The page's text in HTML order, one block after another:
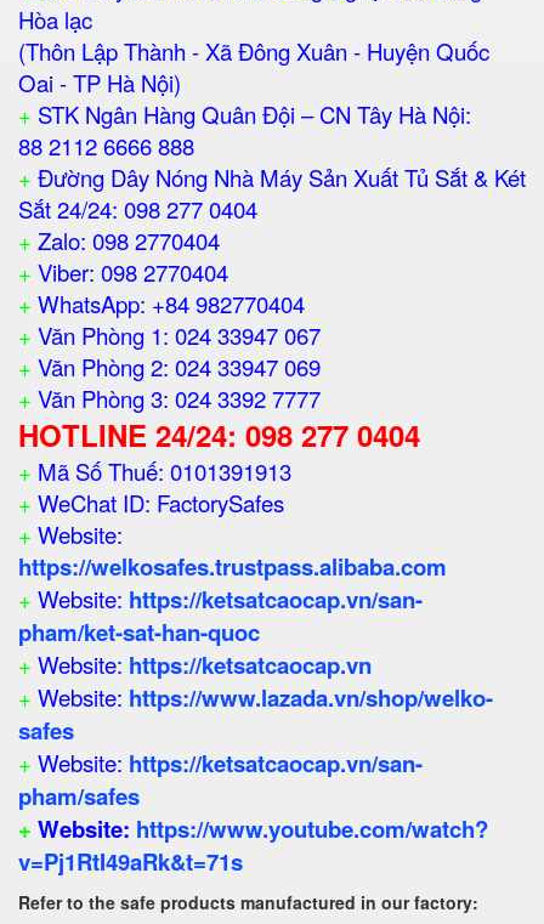
Hòa lạc
(Thôn Lập Thành - Xã Đông Xuân - Huyện Quốc
Oai - TP Hà Nội)
+ STK Ngân Hàng Quân Đội – CN Tây Hà Nội:
88 2112 6666 888
+ Đường Dây Nóng Nhà Máy Sản Xuất Tủ Sắt & Két
Sắt 24/24: 098 277 0404
+ Zalo: 098 2770404
+ Viber: 098 2770404
+ WhatsApp: +84 982770404
+ Văn Phòng 1: 024 33947 067
+ Văn Phòng 2: 024 33947 069
+ Văn Phòng 3: 024 3392 7777
HOTLINE 24/24: 098 277 0404
+ Mã Số Thuế: 0101391913
+ WeChat ID: FactorySafes
+ Website:
https://welkosafes.trustpass.alibaba.com
+ Website: https://ketsatcaocap.vn/san-
pham/ket-sat-han-quoc
+ Website: https://ketsatcaocap.vn
+ Website: https://www.lazada.vn/shop/welko-
safes
+ Website: https://ketsatcaocap.vn/san-
pham/safes
+ Website: https://www.youtube.com/watch?
v=Pj1RtI49aRk&t=71s
Refer to the safe products manufactured in our factory: